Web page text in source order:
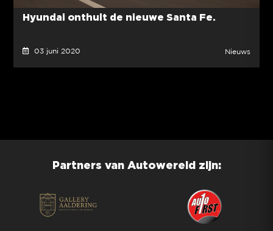
Hyundai onthult de nieuwe Santa Fe.
03 juni 2020 Nieuws
Partners van Autowereld zijn: